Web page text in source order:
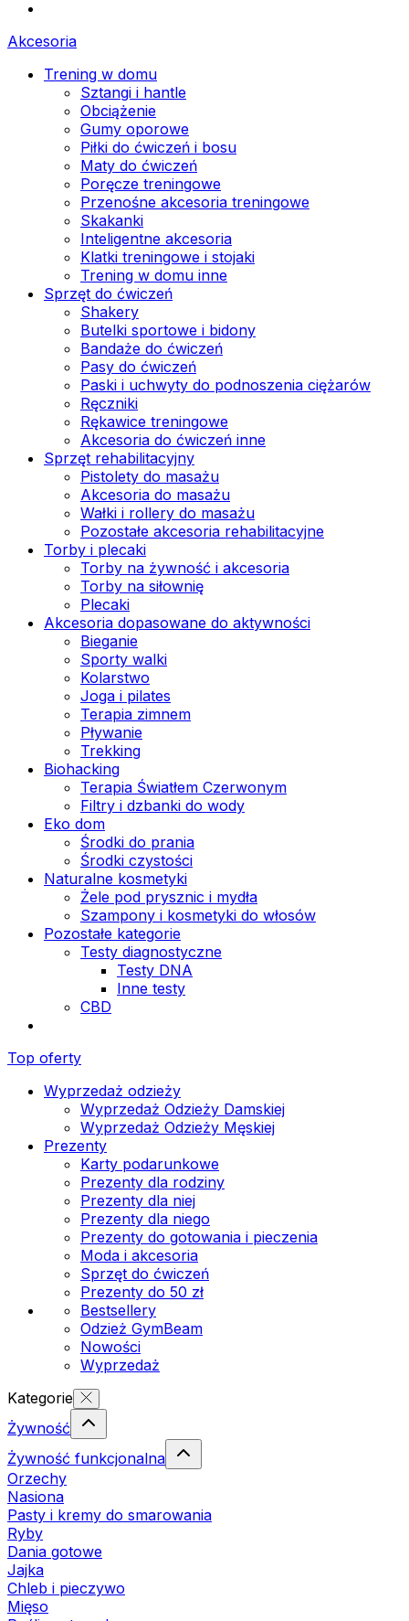
Akcesoria
Trening w domu
Sztangi i hantle
Obciążenie
Gumy oporowe
Piłki do ćwiczeń i bosu
Maty do ćwiczeń
Poręcze treningowe
Przenośne akcesoria treningowe
Skakanki
Inteligentne akcesoria
Klatki treningowe i stojaki
Trening w domu inne
Sprzęt do ćwiczeń
Shakery
Butelki sportowe i bidony
Bandaże do ćwiczeń
Pasy do ćwiczeń
Paski i uchwyty do podnoszenia ciężarów
Ręczniki
Rękawice treningowe
Akcesoria do ćwiczeń inne
Sprzęt rehabilitacyjny
Pistolety do masażu
Akcesoria do masażu
Wałki i rollery do masażu
Pozostałe akcesoria rehabilitacyjne
Torby i plecaki
Torby na żywność i akcesoria
Torby na siłownię
Plecaki
Akcesoria dopasowane do aktywności
Bieganie
Sporty walki
Kolarstwo
Joga i pilates
Terapia zimnem
Pływanie
Trekking
Biohacking
Terapia Światłem Czerwonym
Filtry i dzbanki do wody
Eko dom
Środki do prania
Środki czystości
Naturalne kosmetyki
Żele pod prysznic i mydła
Szampony i kosmetyki do włosów
Pozostałe kategorie
Testy diagnostyczne
Testy DNA
Inne testy
CBD
Top oferty
Wyprzedaż odzieży
Wyprzedaż Odzieży Damskiej
Wyprzedaż Odzieży Męskiej
Prezenty
Karty podarunkowe
Prezenty dla rodziny
Prezenty dla niej
Prezenty dla niego
Prezenty do gotowania i pieczenia
Moda i akcesoria
Sprzęt do ćwiczeń
Prezenty do 50 zł
Bestsellery
Odzież GymBeam
Nowości
Wyprzedaż
Kategorie
Żywność
Żywność funkcjonalna
Orzechy
Nasiona
Pasty i kremy do smarowania
Ryby
Dania gotowe
Jajka
Chleb i pieczywo
Mięso